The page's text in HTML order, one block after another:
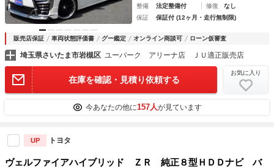
整備
法定整備付 修復
なし
保証
保証付 (12ヶ月・走行無制限)
販売店保証 車両状態評価書 グー鑑定 オンライン商談可 ローン仮審査
埼玉県さいたま市岩槻区 ユーパーク アリーナ店 ＪＵ適正販売店
在庫を確認・見積り依頼する
お気に入り
今あなたの他に157人が見ています
UP トヨタ
ヴェルファイアハイブリッド ＺＲ 純正８型ＨＤＤナビ バ